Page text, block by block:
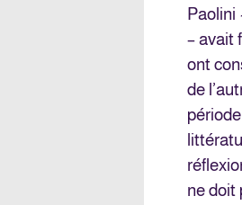
Paolini
– avait
ont
de
ne doit